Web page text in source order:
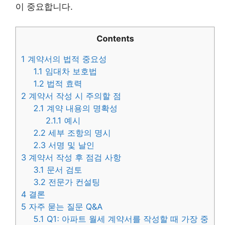
이 중요합니다.
Contents
1 계약서의 법적 중요성
1.1 임대차 보호법
1.2 법적 효력
2 계약서 작성 시 주의할 점
2.1 계약 내용의 명확성
2.1.1 예시
2.2 세부 조항의 명시
2.3 서명 및 날인
3 계약서 작성 후 점검 사항
3.1 문서 검토
3.2 전문가 컨설팅
4 결론
5 자주 묻는 질문 Q&A
5.1 Q1: 아파트 월세 계약서를 작성할 때 가장 중